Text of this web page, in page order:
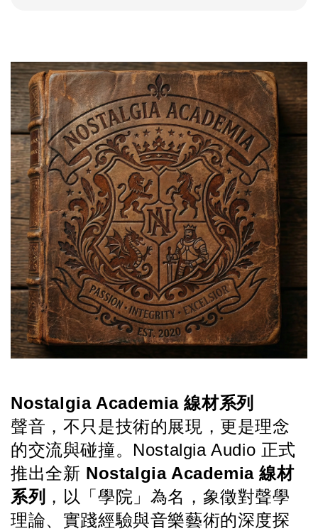
Nostalgia Academia 線材系列
聲音，不只是技術的展現，更是理念
的交流與碰撞。Nostalgia Audio 正式
推出全新 Nostalgia Academia 線材
系列 ，以「學院」為名，象徵對聲學
理論、實踐經驗與音樂藝術的深度探